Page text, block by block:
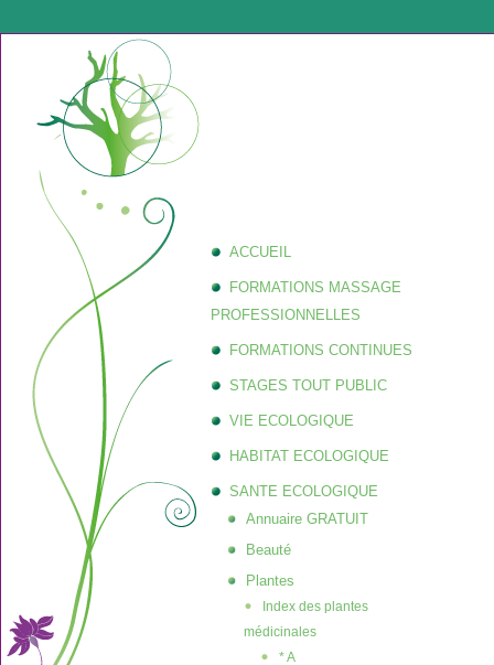
ACCUEIL
FORMATIONS MASSAGE
PROFESSIONNELLES
FORMATIONS CONTINUES
STAGES TOUT PUBLIC
VIE ECOLOGIQUE
HABITAT ECOLOGIQUE
SANTE ECOLOGIQUE
Annuaire GRATUIT
Beauté
Plantes
Index des plantes
médicinales
* A